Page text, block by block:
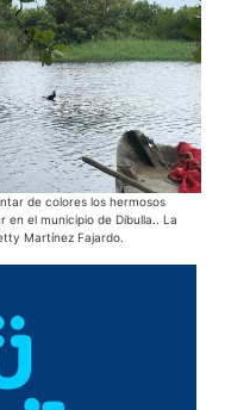
de colores los hermosos
el municipio de Dibulla.. La
Martínez Fajardo.